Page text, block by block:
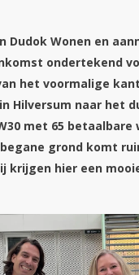
Dudok Wonen en
ondertekend
het voormalige
Hilversum naar het
met 65 betaalbare
grond komt
krijgen hier een